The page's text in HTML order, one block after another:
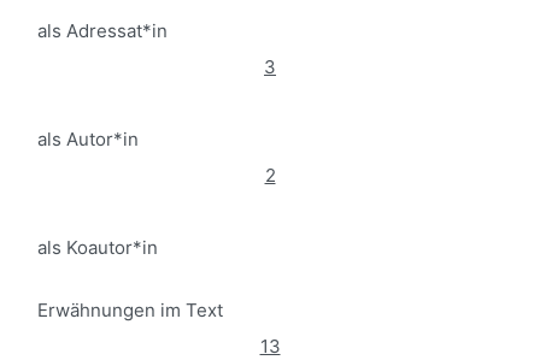
als Adressat*in
3
als Autor*in
2
als Koautor*in
Erwähnungen im Text
13